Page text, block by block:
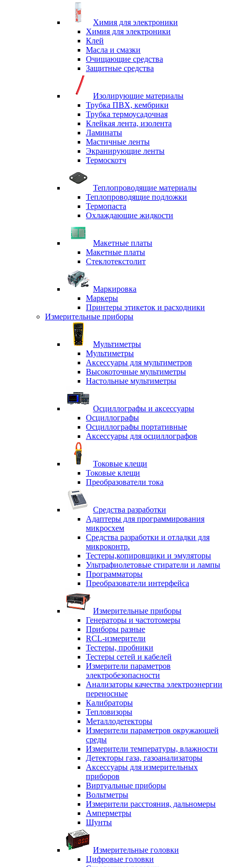
Химия для электроники
Химия для электроники
Клей
Масла и смазки
Очищающие средства
Защитные средства
Изолирующие материалы
Трубка ПВХ, кембрики
Трубка термоусадочная
Клейкая лента, изолента
Ламинаты
Мастичные ленты
Экранирующие ленты
Термоскотч
Теплопроводящие материалы
Теплопроводящие подложки
Термопаста
Охлаждающие жидкости
Макетные платы
Макетные платы
Стеклотекстолит
Маркировка
Маркеры
Принтеры этикеток и расходники
Измерительные приборы
Мультиметры
Мультиметры
Аксессуары для мультиметров
Высокоточные мультиметры
Настольные мультиметры
Осциллографы и аксессуары
Осциллографы
Осциллографы портативные
Аксессуары для осциллографов
Токовые клещи
Токовые клещи
Преобразователи тока
Средства разработки
Адаптеры для программирования
микросхем
Средства разработки и отладки для
микроконтр.
Тестеры,копировщики и эмуляторы
Ультрафиолетовые стиратели и лампы
Программаторы
Преобразователи интерфейса
Измерительные приборы
Генераторы и частотомеры
Приборы разные
RCL-измерители
Тестеры, пробники
Тестеры сетей и кабелей
Измерители параметров
электробезопасности
Анализаторы качества электроэнергии
переносные
Калибраторы
Тепловизоры
Металлодетекторы
Измерители параметров окружающей
среды
Измерители температуры, влажности
Детекторы газа, газоанализаторы
Аксессуары для измерительных
приборов
Виртуальные приборы
Вольтметры
Измерители расстояния, дальномеры
Амперметры
Шунты
Измерительные головки
Цифровые головки